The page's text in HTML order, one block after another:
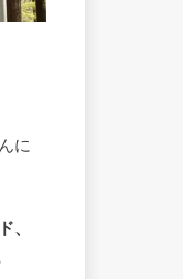
に
、